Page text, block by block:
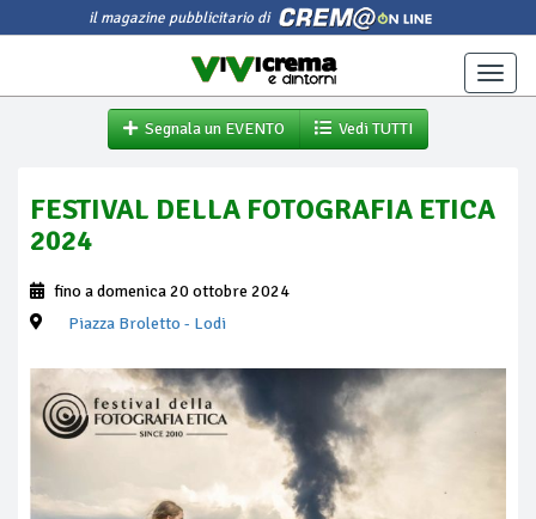
il magazine pubblicitario di
Toggle
Segnala un EVENTO
Vedi TUTTI
FESTIVAL DELLA FOTOGRAFIA ETICA
2024
fino a domenica 20 ottobre 2024
Piazza Broletto - Lodi